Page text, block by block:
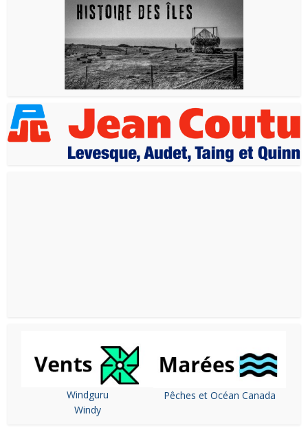
Windguru
Windy
Pêches et Océan Canada